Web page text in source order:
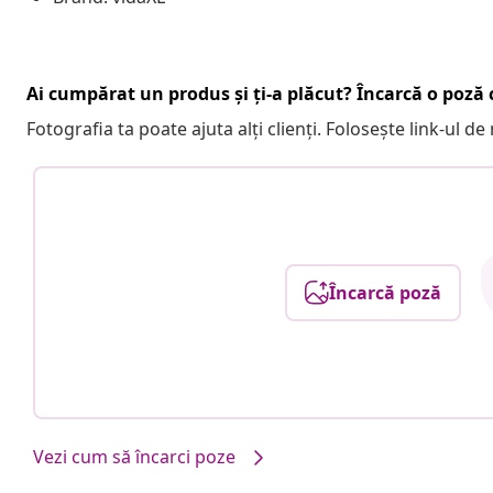
Ai cumpărat un produs și ți-a plăcut? Încarcă o poză
Fotografia ta poate ajuta alți clienți. Folosește link-ul
Încarcă poză
Vezi cum să încarci poze